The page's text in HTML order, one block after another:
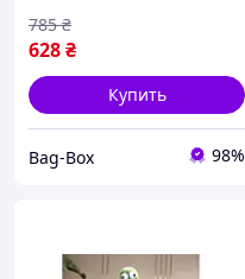
628₴
785 ₴
Купить
Bag-Box 98%